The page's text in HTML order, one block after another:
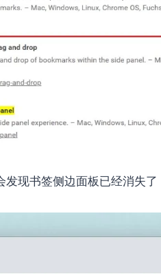
发现书签侧边面板已经消失了